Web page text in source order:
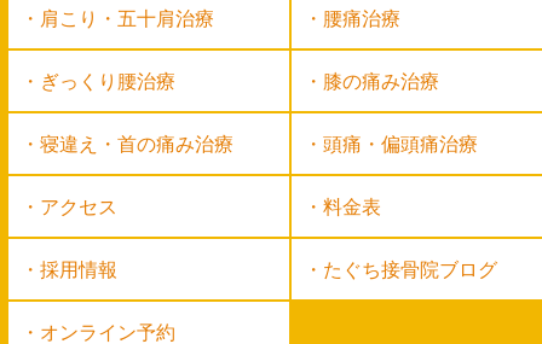
肩こり・五十肩治療 腰痛治療
ぎっくり腰治療 膝の痛み治療
寝違え・首の痛み治療 頭痛・偏頭痛治療
アクセス 料金表
採用情報 たぐち接骨院ブログ
オンライン予約